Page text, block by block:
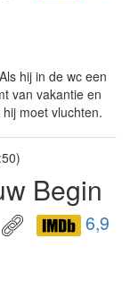
hij in de wc een
van vakantie en
moet vluchten.
Begin
6,9